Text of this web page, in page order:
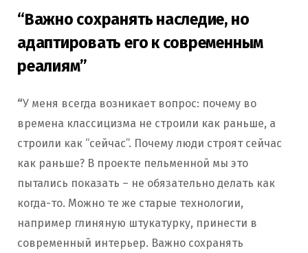
“Важно сохранять наследие, но
адаптировать его к современным
реалиям”
“У меня всегда возникает вопрос: почему во
времена классицизма не строили как раньше, а
строили как “сейчас”. Почему люди строят сейчас
как раньше? В проекте пельменной мы это
пытались показать – не обязательно делать как
когда-то. Можно те же старые технологии,
например глиняную штукатурку, принести в
современный интерьер. Важно сохранять